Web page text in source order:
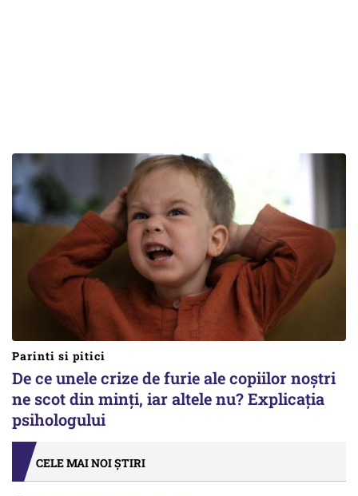
Parinti si pitici
De ce unele crize de furie ale copiilor noștri
ne scot din minți, iar altele nu? Explicația
psihologului
CELE MAI NOI ȘTIRI